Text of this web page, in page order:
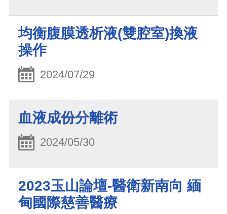
均衡腹膜透析液(雙腔室)換液
操作
2024/07/29
血液成份分離術
2024/05/30
2023玉山論壇-醫衛新南向 緬
甸國際慈善醫療